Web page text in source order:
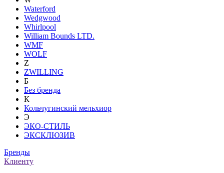
Waterford
Wedgwood
Whirlpool
William Bounds LTD.
WMF
WOLF
Z
ZWILLING
Б
Без бренда
К
Кольчугинский мельхиор
Э
ЭКО-СТИЛЬ
ЭКСКЛЮЗИВ
Бренды
Клиенту